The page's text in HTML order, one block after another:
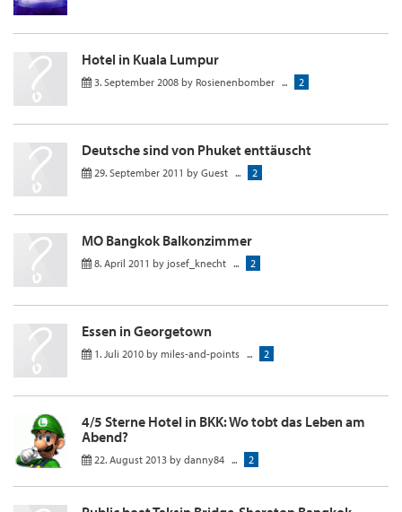
Hotel in Kuala Lumpur
3. September 2008 by Rosienenbomber ... 2
Deutsche sind von Phuket enttäuscht
29. September 2011 by Guest ... 2
MO Bangkok Balkonzimmer
8. April 2011 by josef_knecht ... 2
Essen in Georgetown
1. Juli 2010 by miles-and-points ... 2
4/5 Sterne Hotel in BKK: Wo tobt das Leben am
Abend?
22. August 2013 by danny84 ... 2